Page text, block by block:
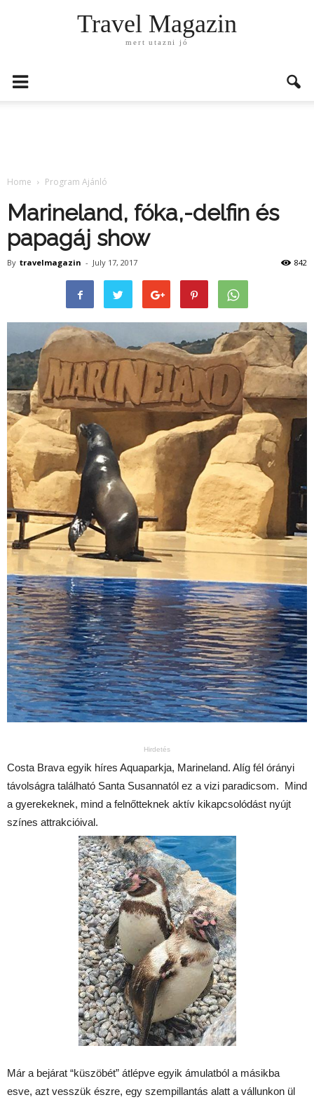
Travel Magazin
mert utazni jó
Home Program Ajánló
Marineland, fóka,-delfin és
papagáj show
By travelmagazin - July 17, 2017 842
Hirdetés
Costa Brava egyik híres Aquaparkja, Marineland. Alíg fél órányi
távolságra található Santa Susannatól ez a vizi paradicsom. Mind
a gyerekeknek, mind a felnőtteknek aktív kikapcsolódást nyújt
színes attrakcióival.
Már a bejárat “küszöbét” átlépve egyik ámulatból a másikba
esve, azt vesszük észre, egy szempillantás alatt a vállunkon ül